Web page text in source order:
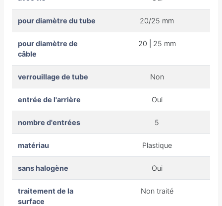
pour diamètre du tube 20/25 mm
pour diamètre de
câble
20 | 25 mm
verrouillage de tube Non
entrée de l'arrière Oui
nombre d'entrées 5
matériau Plastique
sans halogène Oui
traitement de la
surface
Non traité